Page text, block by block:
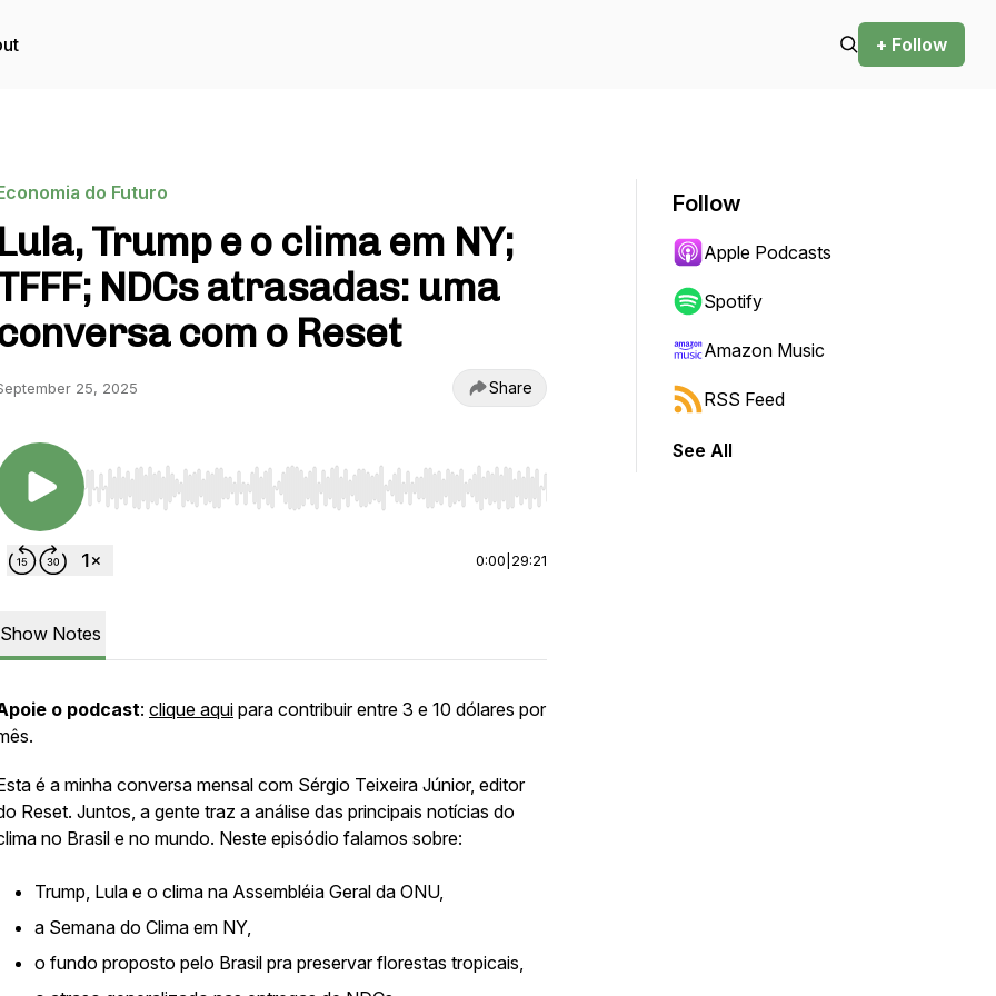
+ Follow
do Futuro
Lula, Trump e o clima em NY;
NDCs atrasadas: uma
com o Reset
25, 2025 Share
Use Left/Right to seek, Home/End to jump to start or end. Hold shift to jump forward or backward.
0:00 29:21
Show Notes
o podcast: clique aqui para contribuir entre 3 e 10 dólares por
é a minha conversa mensal com Sérgio Teixeira Júnior, editor
Reset. Juntos, a gente traz a análise das principais notícias do
no Brasil e no mundo. Neste episódio falamos sobre:
Trump, Lula e o clima na Assembléia Geral da ONU,
a Semana do Clima em NY,
o fundo proposto pelo Brasil pra preservar florestas tropicais,
Follow
Apple Podcasts
Spotify
Amazon Music
RSS Feed
See All